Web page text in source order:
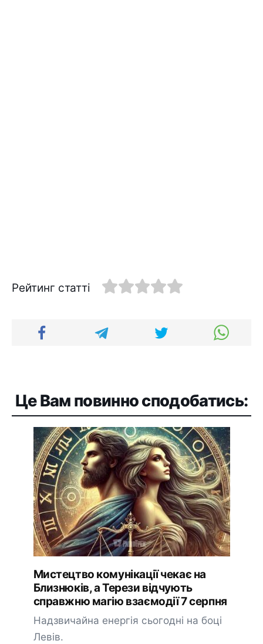
Рейтинг статті
Це Вам повинно сподобатись:
Мистецтво комунікації чекає на
Близнюків, а Терези відчують
справжню магію взаємодії 7 серпня
Надзвичайна енергія сьогодні на боці
Левів.